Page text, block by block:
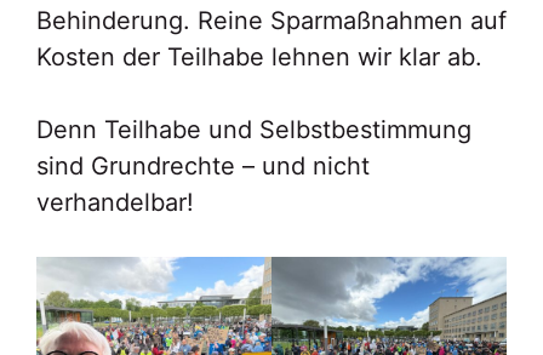
Behinderung. Reine Sparmaßnahmen auf
Kosten der Teilhabe lehnen wir klar ab.
Denn Teilhabe und Selbstbestimmung
sind Grundrechte – und nicht
verhandelbar!